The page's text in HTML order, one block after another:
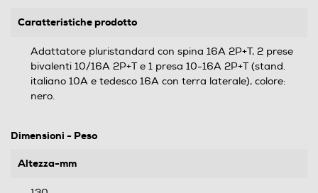
Caratteristiche prodotto
Adattatore pluristandard con spina 16A 2P+T, 2 prese
bivalenti 10/16A 2P+T e 1 presa 10-16A 2P+T (stand.
italiano 10A e tedesco 16A con terra laterale), colore:
nero.
Dimensioni - Peso
Altezza-mm